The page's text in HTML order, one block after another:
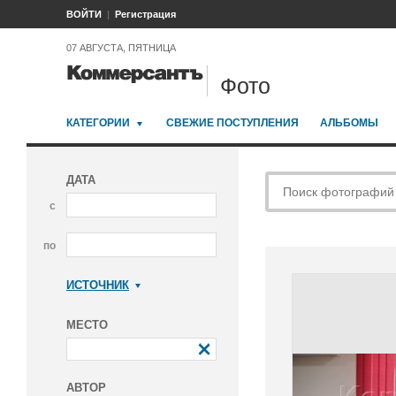
ВОЙТИ Регистрация
07 АВГУСТА, ПЯТНИЦА
Фото
КАТЕГОРИИ СВЕЖИЕ ПОСТУПЛЕНИЯ АЛЬБОМЫ
ДАТА
с
по
ИСТОЧНИК
МЕСТО
АВТОР